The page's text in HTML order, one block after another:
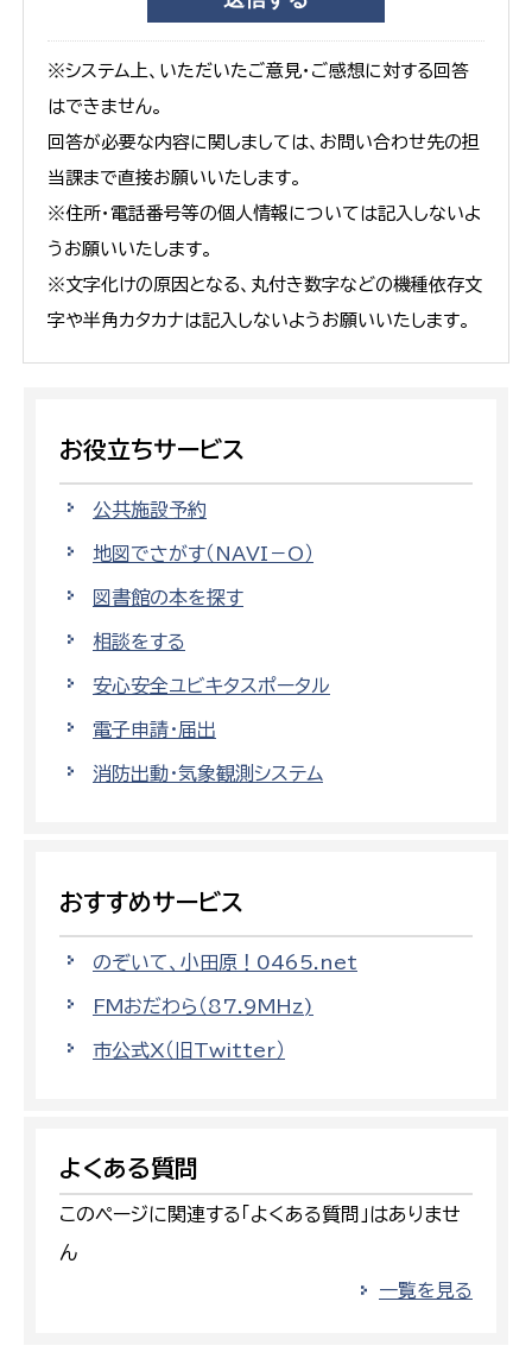
※システム上、いただいたご意見・ご感想に対する回答
はできません。
回答が必要な内容に関しましては、お問い合わせ先の担
当課まで直接お願いいたします。
※住所・電話番号等の個人情報については記入しないよ
うお願いいたします。
※文字化けの原因となる、丸付き数字などの機種依存文
字や半角カタカナは記入しないようお願いいたします。
お役立ちサービス
公共施設予約
地図でさがす（NAVI－O）
図書館の本を探す
相談をする
安心安全ユビキタスポータル
電子申請・届出
消防出動・気象観測システム
おすすめサービス
のぞいて、小田原！0465.net
FMおだわら（87.9MHz)
市公式X（旧Twitter）
よくある質問
このページに関連する「よくある質問」はありませ
ん
一覧を見る